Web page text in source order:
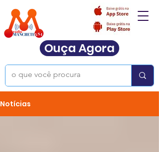
Ouça Agora
Notícias